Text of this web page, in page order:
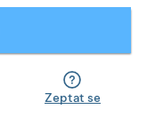
Zeptat se